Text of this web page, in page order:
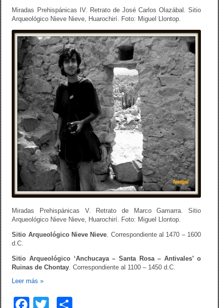
Miradas Prehispánicas IV. Retrato de José Carlos Olazábal. Sitio
Arqueológico Nieve Nieve, Huarochirí. Foto: Miguel Llontop.
Miradas Prehispánicas V. Retrato de Marco Gamarra. Sitio
Arqueológico Nieve Nieve, Huarochirí. Foto: Miguel Llontop.
Sitio Arqueológico Nieve Nieve . Correspondiente al 1470 – 1600
d.C.
Sitio Arqueológico ‘Anchucaya – Santa Rosa – Antivales’ o
Ruinas de Chontay . Correspondiente al 1100 – 1450 d.C.
Leer más»
F T